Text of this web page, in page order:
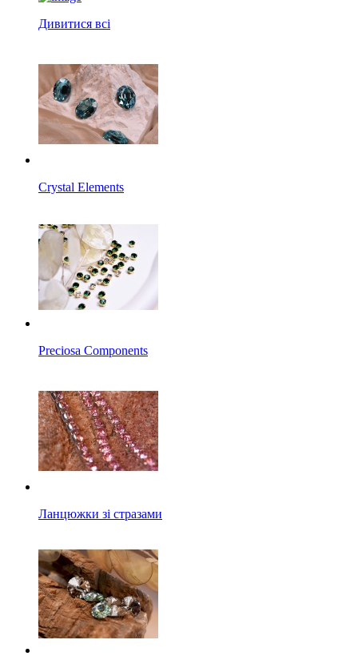
Дивитися всі
Crystal Elements
Preciosa Components
Ланцюжки зі стразами